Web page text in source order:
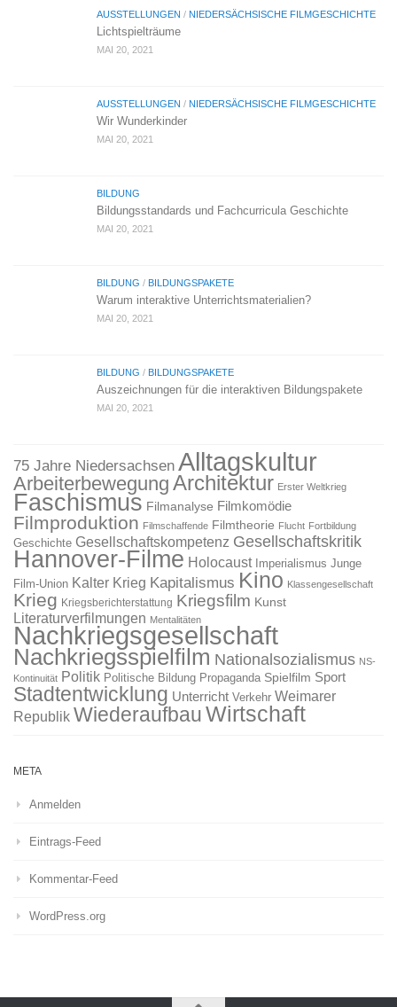
AUSSTELLUNGEN / NIEDERSÄCHSISCHE FILMGESCHICHTE
Lichtspielträume
MAI 20, 2021
AUSSTELLUNGEN / NIEDERSÄCHSISCHE FILMGESCHICHTE
Wir Wunderkinder
MAI 20, 2021
BILDUNG
Bildungsstandards und Fachcurricula Geschichte
MAI 20, 2021
BILDUNG / BILDUNGSPAKETE
Warum interaktive Unterrichtsmaterialien?
MAI 20, 2021
BILDUNG / BILDUNGSPAKETE
Auszeichnungen für die interaktiven Bildungspakete
MAI 20, 2021
75 Jahre Niedersachsen Alltagskultur
Arbeiterbewegung Architektur Erster Weltkrieg
Faschismus Filmanalyse Filmkomödie
Filmproduktion Filmschaffende Filmtheorie Flucht Fortbildung
Geschichte Gesellschaftskompetenz Gesellschaftskritik
Hannover-Filme Holocaust Imperialismus Junge
Film-Union Kalter Krieg Kapitalismus Kino Klassengesellschaft
Krieg Kriegsberichterstattung Kriegsfilm Kunst
Literaturverfilmungen Mentalitäten
Nachkriegsgesellschaft
Nachkriegsspielfilm Nationalsozialismus NS-
Kontinuität Politik Politische Bildung Propaganda Spielfilm Sport
Stadtentwicklung Unterricht Verkehr Weimarer
Republik WiederaufbauWirtschaft
META
Anmelden
Eintrags-Feed
Kommentar-Feed
WordPress.org